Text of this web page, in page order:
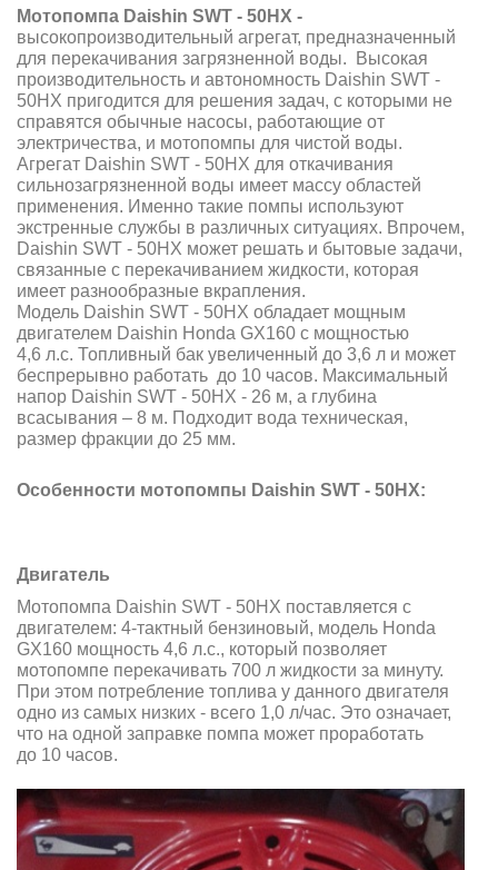
Мотопомпа Daishin SWT - 50HX -
высокопроизводительный агрегат, предназначенный
для перекачивания загрязненной воды. Высокая
производительность и автономность Daishin SWT -
50HX пригодится для решения задач, с которыми не
справятся обычные насосы, работающие от
электричества, и мотопомпы для чистой воды.
Агрегат Daishin SWT - 50HX для откачивания
сильнозагрязненной воды имеет массу областей
применения. Именно такие помпы используют
экстренные службы в различных ситуациях. Впрочем,
Daishin SWT - 50HX может решать и бытовые задачи,
связанные с перекачиванием жидкости, которая
имеет разнообразные вкрапления.
Модель Daishin SWT - 50HX обладает мощным
двигателем Daishin Honda GX160 с мощностью
4,6 л.с. Топливный бак увеличенный до 3,6 л и может
беспрерывно работать до 10 часов. Максимальный
напор Daishin SWT - 50HX - 26 м, а глубина
всасывания – 8 м. Подходит вода техническая,
размер фракции до 25 мм.
Особенности мотопомпы Daishin SWT - 50HX:
Двигатель
Мотопомпа Daishin SWT - 50HX поставляется с
двигателем: 4-тактный бензиновый, модель Honda
GX160 мощность 4,6 л.с., который позволяет
мотопомпе перекачивать 700 л жидкости за минуту.
При этом потребление топлива у данного двигателя
одно из самых низких - всего 1,0 л/час. Это означает,
что на одной заправке помпа может проработать
до 10 часов.